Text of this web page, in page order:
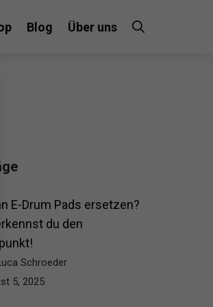
Blog Über uns
E-Drum Pads ersetzen?
du den
Schroeder
5, 2025